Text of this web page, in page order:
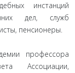
инстанций
дел, служб
пенсионеры.
профессора
Ассоциации,